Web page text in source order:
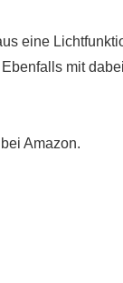
eine
mit
Amazon.